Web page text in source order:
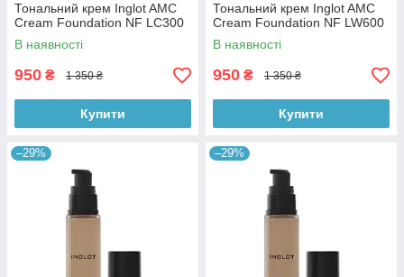
Тональний крем Inglot AMC
Cream Foundation NF LС300
В наявності
950 ₴ 1 350 ₴
Купити
Тональний крем Inglot AMC
Cream Foundation NF LW600
В наявності
950 ₴ 1 350 ₴
Купити
–29% –29%